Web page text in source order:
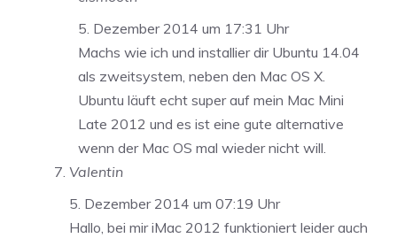
5. Dezember 2014 um 17:31 Uhr
Machs wie ich und installier dir Ubuntu 14.04
als zweitsystem, neben den Mac OS X.
Ubuntu läuft echt super auf mein Mac Mini
Late 2012 und es ist eine gute alternative
wenn der Mac OS mal wieder nicht will.
Valentin
5. Dezember 2014 um 07:19 Uhr
Hallo, bei mir iMac 2012 funktioniert leider auch